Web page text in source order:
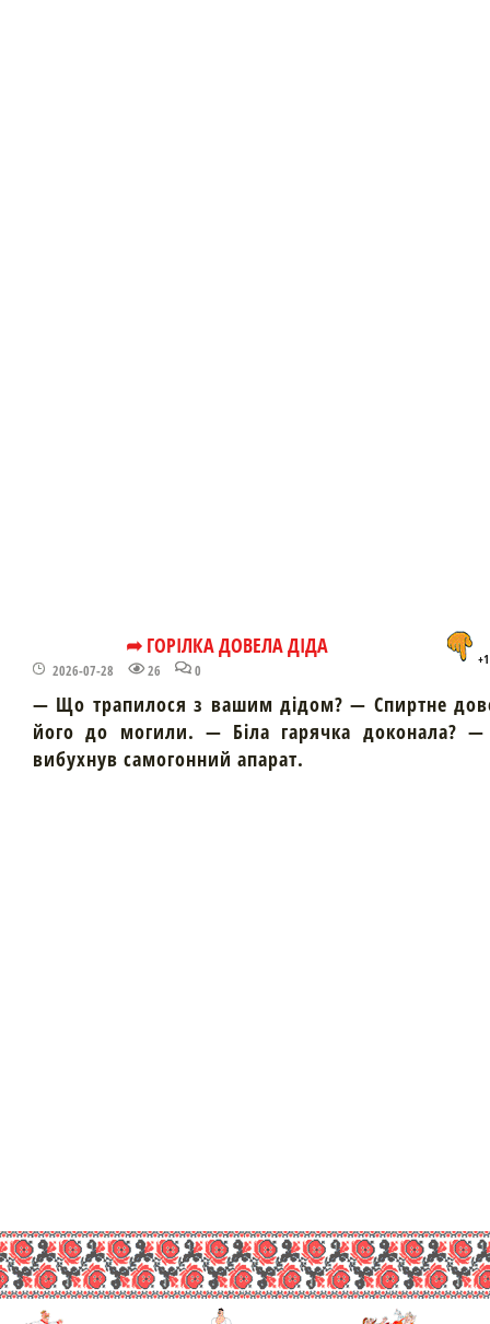
➦ ГОРІЛКА ДОВЕЛА ДІДА
2026-07-28 26 0
+1
— Що трапилося з вашим дідом? — Спиртне
його до могили. — Біла гарячка доконала? —
вибухнув самогонний апарат.